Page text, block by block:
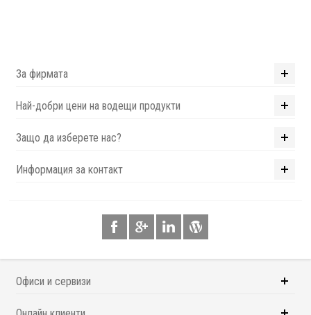
За фирмата
Най-добри цени на водещи продукти
Защо да изберете нас?
Информация за контакт
Офиси и сервизи